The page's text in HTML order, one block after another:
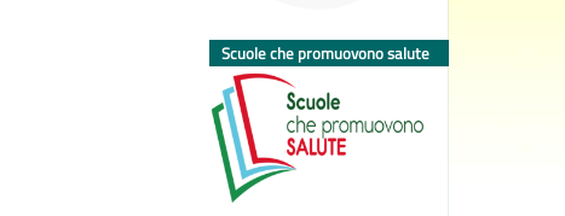
Scuole che promuovono salute